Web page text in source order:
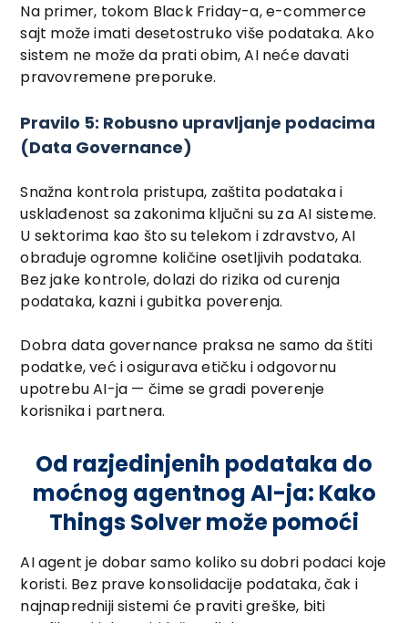
Na primer, tokom Black Friday-a, e-commerce
sajt može imati desetostruko više podataka. Ako
sistem ne može da prati obim, AI neće davati
pravovremene preporuke.
Pravilo 5: Robusno upravljanje podacima
(Data Governance)
Snažna kontrola pristupa, zaštita podataka i
usklađenost sa zakonima ključni su za AI sisteme.
U sektorima kao što su telekom i zdravstvo, AI
obrađuje ogromne količine osetljivih podataka.
Bez jake kontrole, dolazi do rizika od curenja
podataka, kazni i gubitka poverenja.
Dobra data governance praksa ne samo da štiti
podatke, već i osigurava etičku i odgovornu
upotrebu AI-ja — čime se gradi poverenje
korisnika i partnera.
Od razjedinjenih podataka do
moćnog agentnog AI-ja: Kako
Things Solver može pomoći
AI agent je dobar samo koliko su dobri podaci koje
koristi. Bez prave konsolidacije podataka, čak i
najnapredniji sistemi će praviti greške, biti